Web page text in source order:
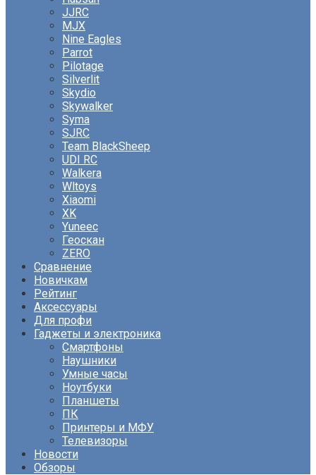
JJRC
MJX
Nine Eagles
Parrot
Pilotage
Silverlit
Skydio
Skywalker
Syma
SJRC
Team BlackSheep
UDI RC
Walkera
Wltoys
Xiaomi
XK
Yuneec
Геоскан
ZERO
Сравнение
Новичкам
Рейтинг
Аксессуары
Для профи
Гаджеты и электроника
Смартфоны
Наушники
Умные часы
Ноутбуки
Планшеты
ПК
Принтеры и МФУ
Телевизоры
Новости
Обзоры